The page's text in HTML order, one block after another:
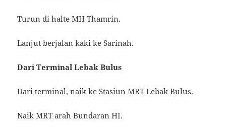
Turun di halte MH Thamrin.
Lanjut berjalan kaki ke Sarinah.
Dari Terminal Lebak Bulus
Dari terminal, naik ke Stasiun MRT Lebak Bulus.
Naik MRT arah Bundaran HI.